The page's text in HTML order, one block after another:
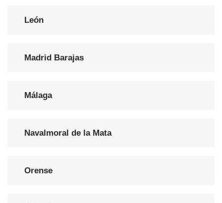
León
Madrid Barajas
Málaga
Navalmoral de la Mata
Orense